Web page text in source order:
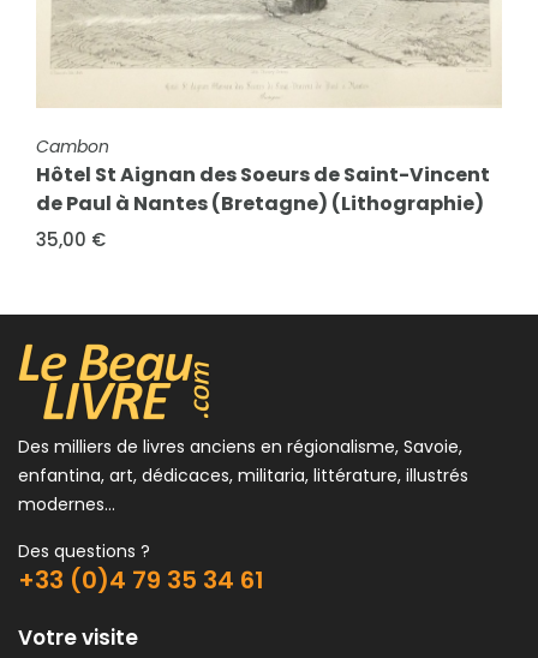
FICHE COMPLÈTE
Cambon
Hôtel St Aignan des Soeurs de Saint-Vincent
de Paul à Nantes (Bretagne) (Lithographie)
35,00 €
FICHE COMPLÈTE
Annuaire statistique de la Cour d'Appel de
Grenoble et du Département de l'Isère pour
l'année...
15,00 €
Des milliers de livres anciens en régionalisme, Savoie,
enfantina, art, dédicaces, militaria, littérature, illustrés
modernes...
Des questions ?
+33 (0)4 79 35 34 61
Votre visite